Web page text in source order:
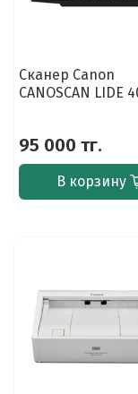
Сканер Canon
CANOSCAN LIDE
95 000 тг.
В корзину